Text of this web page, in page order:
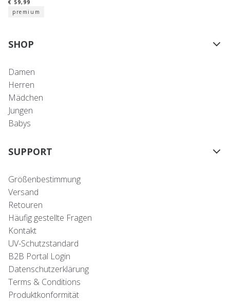
€ 59,99
premium
SHOP
Damen
Herren
Mädchen
Jungen
Babys
SUPPORT
Größenbestimmung
Versand
Retouren
Häufig gestellte Fragen
Kontakt
UV-Schutzstandard
B2B Portal Login
Datenschutzerklärung
Terms & Conditions
Produktkonformität